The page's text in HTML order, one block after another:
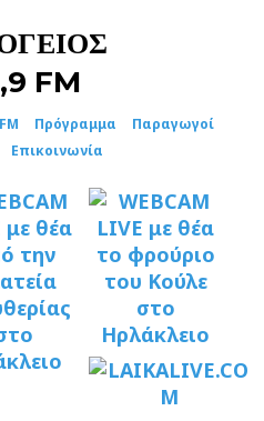
Πρόγραμμα
Παραγωγοί
Επικοινωνία